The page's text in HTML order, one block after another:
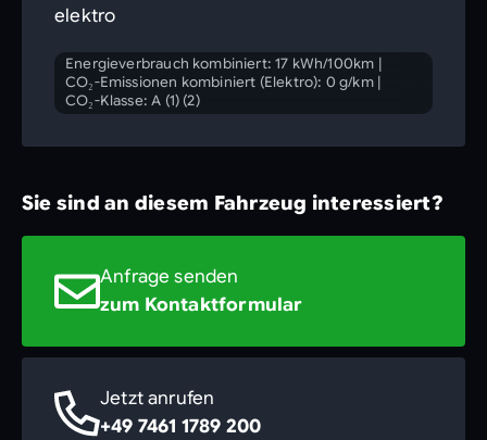
elektro
Energieverbrauch kombiniert: 17 kWh/100km |
CO₂-Emissionen kombiniert (Elektro): 0 g/km|
CO₂-Klasse: A (1) (2)
Sie sind an diesem Fahrzeug interessiert?
Anfrage senden
zum Kontaktformular
Jetzt anrufen
+49 7461 1789 200